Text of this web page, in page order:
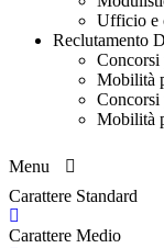
Ufficio e
Reclutamento
Concorsi
Mobilità
Concorsi
Mobilità
Menu
Carattere Standard
Carattere Medio